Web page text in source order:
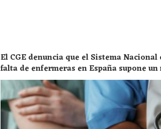
El CGE denuncia que el Sistema
falta de enfermeras en España supone
toda la población